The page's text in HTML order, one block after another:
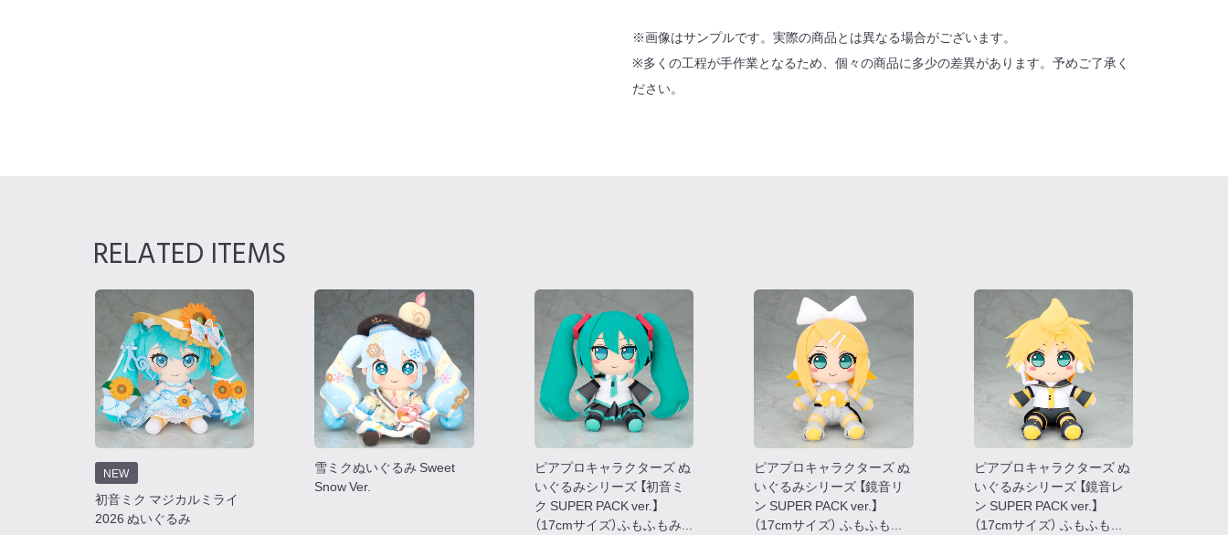
※画像はサンプルです。実際の商品とは異なる場合がございます。
※多くの工程が手作業となるため、個々の商品に多少の差異があります。予めご了承く
ださい。
RELATED ITEMS
NEW
初音ミク マジカルミライ
2026 ぬいぐるみ
雪ミクぬいぐるみ Sweet
Snow Ver.
ピアプロキャラクターズ ぬ
いぐるみシリーズ 【初音ミ
ク SUPER PACK ver.】
（17cmサイズ）ふもふもみ...
ピアプロキャラクターズ ぬ
いぐるみシリーズ 【鏡音リ
ン SUPER PACK ver.】
（17cmサイズ） ふもふも...
ピアプロキャラクターズ ぬ
いぐるみシリーズ 【鏡音レ
ン SUPER PACK ver.】
（17cmサイズ） ふもふも...